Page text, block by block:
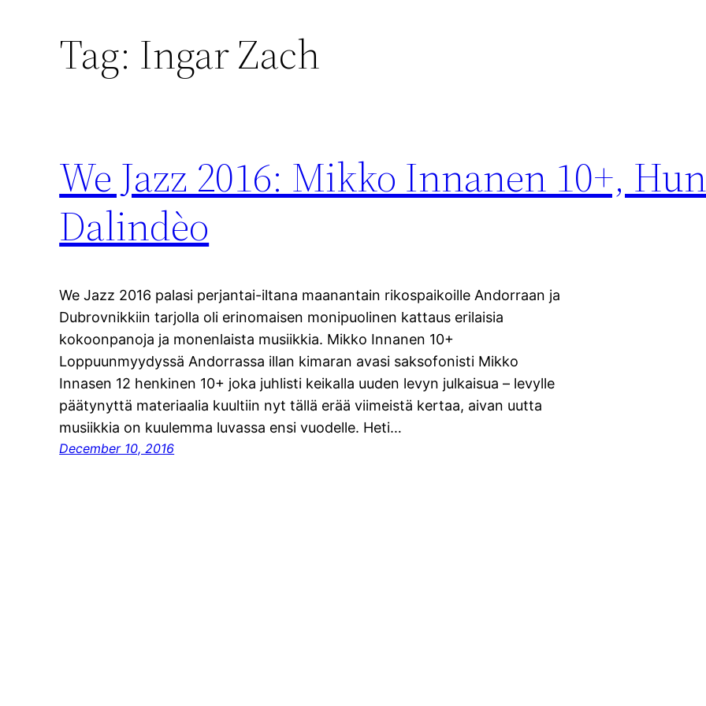
Tag: Ingar Zach
We Jazz 2016: Mikko Innanen 10+,
Dalindèo
We Jazz 2016 palasi perjantai-iltana maanantain rikospaikoille Andorraan ja
Dubrovnikkiin tarjolla oli erinomaisen monipuolinen kattaus erilaisia
kokoonpanoja ja monenlaista musiikkia. Mikko Innanen 10+
Loppuunmyydyssä Andorrassa illan kimaran avasi saksofonisti Mikko
Innasen 12 henkinen 10+ joka juhlisti keikalla uuden levyn julkaisua – levylle
päätynyttä materiaalia kuultiin nyt tällä erää viimeistä kertaa, aivan uutta
musiikkia on kuulemma luvassa ensi vuodelle. Heti…
December 10, 2016